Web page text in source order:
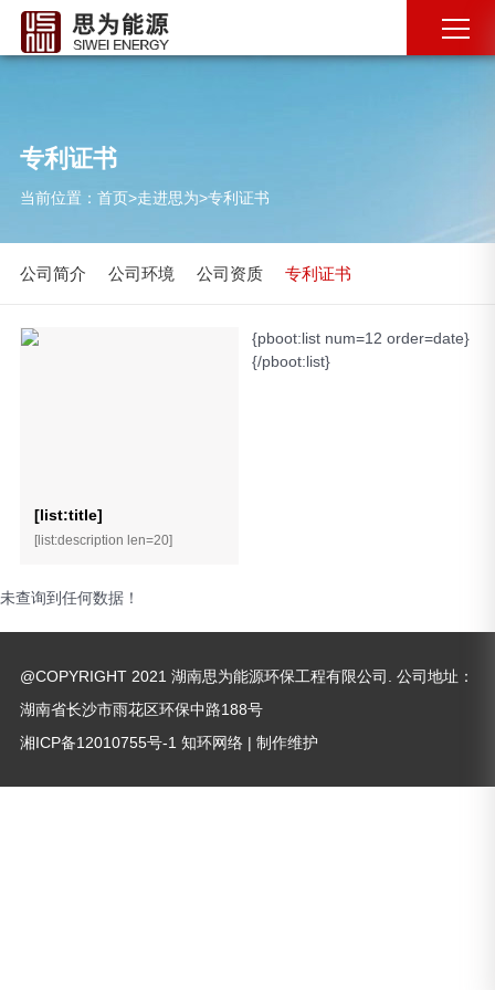
专利证书
当前位置： 首页>走进思为>专利证书
公司简介 公司环境 公司资质 专利证书
{pboot:list num=12 order=date}
[list:title]
[list:description len=20]
{/pboot:list}
未查询到任何数据！
@COPYRIGHT 2021 湖南思为能源环保工程有限公司. 公司地址：
湖南省长沙市雨花区环保中路188号
湘ICP备12010755号-1 知环网络| 制作维护